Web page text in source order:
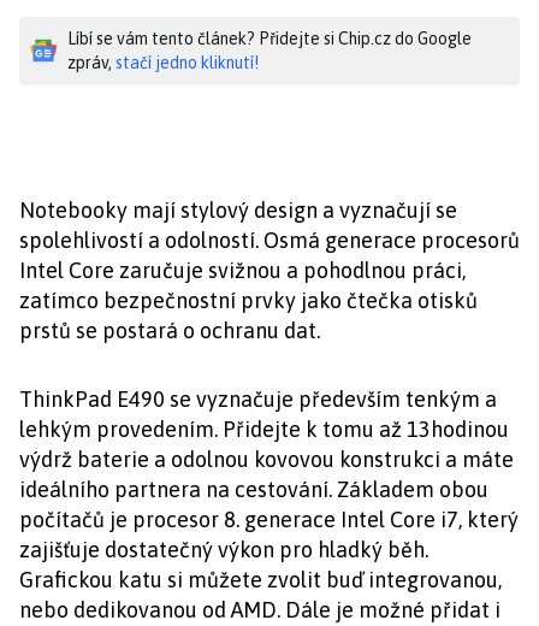
Líbí se vám tento článek? Přidejte si Chip.cz do Google
zpráv, stačí jedno kliknutí!
Notebooky mají stylový design a vyznačují se
spolehlivostí a odolností. Osmá generace procesorů
Intel Core zaručuje svižnou a pohodlnou práci,
zatímco bezpečnostní prvky jako čtečka otisků
prstů se postará o ochranu dat.
ThinkPad E490 se vyznačuje především tenkým a
lehkým provedením. Přidejte k tomu až 13hodinou
výdrž baterie a odolnou kovovou konstrukci a máte
ideálního partnera na cestování. Základem obou
počítačů je procesor 8. generace Intel Core i7, který
zajišťuje dostatečný výkon pro hladký běh.
Grafickou katu si můžete zvolit buď integrovanou,
nebo dedikovanou od AMD. Dále je možné přidat i